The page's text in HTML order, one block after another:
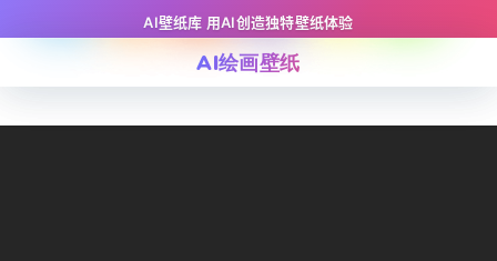
AI壁纸库 用AI创造独特壁纸体验
AI绘画壁纸